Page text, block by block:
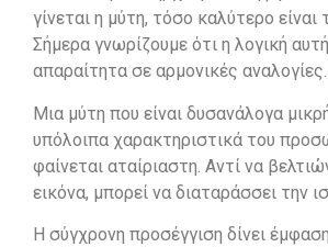
γίνεται η μύτη, τόσο καλύτερο
Σήμερα γνωρίζουμε ότι η λογική
απαραίτητα σε αρμονικές αναλογίες.
Μια μύτη που είναι δυσανάλογα
υπόλοιπα χαρακτηριστικά του
φαίνεται αταίριαστη. Αντί να
εικόνα, μπορεί να διαταράσσει την
Η σύγχρονη προσέγγιση δίνει